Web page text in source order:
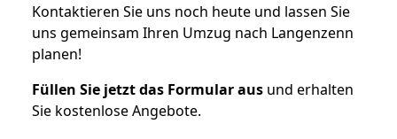
Kontaktieren Sie uns noch heute und lassen Sie
uns gemeinsam Ihren Umzug nach Langenzenn
planen!
Füllen Sie jetzt das Formular aus und erhalten
Sie kostenlose Angebote.